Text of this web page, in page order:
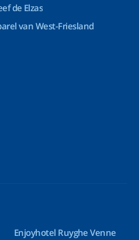
de Elzas
van West-Friesland
Enjoyhotel Ruyghe Venne